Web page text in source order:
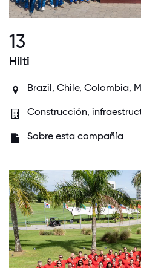
13
Hilti
Brazil, Chile, Colombia,
Construcción,
Sobre esta compañía